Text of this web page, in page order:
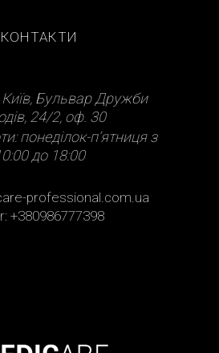
КОНТАКТИ
Бульвар Дружби
24/2, оф. 30
понеділок-п’ятниця з
до 18:00
professional.com.ua
+380986777398